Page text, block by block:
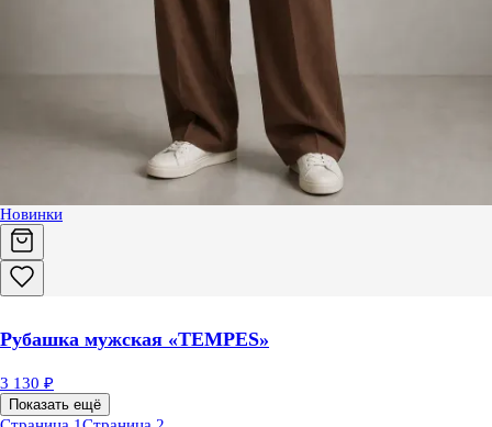
Новинки
Рубашка мужская «TEMPES»
3 130 ₽
Показать ещё